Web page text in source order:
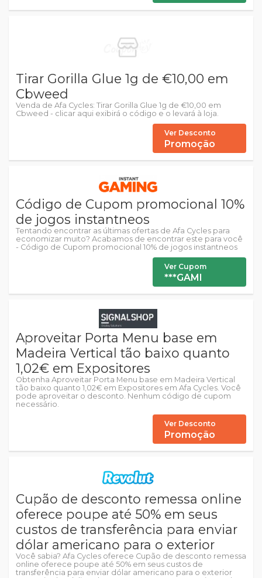
Tirar Gorilla Glue 1g de €10,00 em
Cbweed
Venda de Afa Cycles: Tirar Gorilla Glue 1g de €10,00 em
Cbweed - clicar aqui exibirá o código e o levará à loja.
Ver Desconto
Promoção
Código de Cupom promocional 10%
de jogos instantneos
Tentando encontrar as últimas ofertas de Afa Cycles para
economizar muito? Acabamos de encontrar este para você
- Código de Cupom promocional 10% de jogos instantneos
Ver Cupom
***GAMI
Aproveitar Porta Menu base em
Madeira Vertical tão baixo quanto
1,02€ em Expositores
Obtenha Aproveitar Porta Menu base em Madeira Vertical
tão baixo quanto 1,02€ em Expositores em Afa Cycles. Você
pode aproveitar o desconto. Nenhum código de cupom
necessário.
Ver Desconto
Promoção
Cupão de desconto remessa online
oferece poupe até 50% em seus
custos de transferência para enviar
dólar americano para o exterior
Você sabia? Afa Cycles oferece Cupão de desconto remessa
online oferece poupe até 50% em seus custos de
transferência para enviar dólar americano para o exterior